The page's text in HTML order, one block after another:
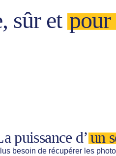
sûr etpour
puissance d’un
besoin de récupérer les